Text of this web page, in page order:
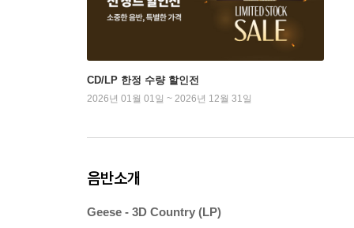
CD/LP 한정 수량 할인전
2026년 01월 01일 ~ 2026년 12월 31일
음반소개
Geese - 3D Country (LP)